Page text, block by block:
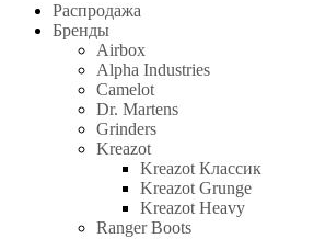
Распродажа
Бренды
Airbox
Alpha Industries
Camelot
Dr. Martens
Grinders
Kreazot
Kreazot Классик
Kreazot Grunge
Kreazot Heavy
Ranger Boots